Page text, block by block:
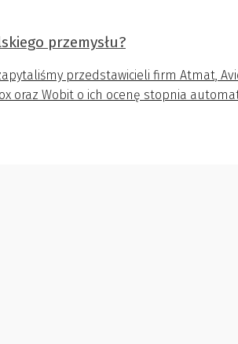
przemysłu?
przedstawicieli firm Atmat,
oraz Wobit o ich ocenę stopnia